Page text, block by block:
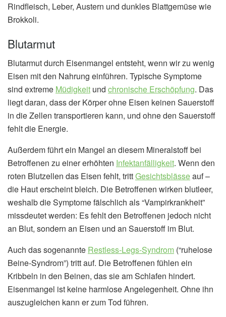
Rindfleisch, Leber, Austern und dunkles Blattgemüse wie
Brokkoli.
Blutarmut
Blutarmut durch Eisenmangel entsteht, wenn wir zu wenig
Eisen mit den Nahrung einführen. Typische Symptome
sind extreme Müdigkeit und chronische Erschöpfung. Das
liegt daran, dass der Körper ohne Eisen keinen Sauerstoff
in die Zellen transportieren kann, und ohne den Sauerstoff
fehlt die Energie.
Außerdem führt ein Mangel an diesem Mineralstoff bei
Betroffenen zu einer erhöhten Infektanfälligkeit. Wenn den
roten Blutzellen das Eisen fehlt, trittGesichtsblässeauf –
die Haut erscheint bleich. Die Betroffenen wirken blutleer,
weshalb die Symptome fälschlich als “Vampirkrankheit”
missdeutet werden: Es fehlt den Betroffenen jedoch nicht
an Blut, sondern an Eisen und an Sauerstoff im Blut.
Auch das sogenannte Restless-Legs-Syndrom (“ruhelose
Beine-Syndrom”) tritt auf. Die Betroffenen fühlen ein
Kribbeln in den Beinen, das sie am Schlafen hindert.
Eisenmangel ist keine harmlose Angelegenheit. Ohne ihn
auszugleichen kann er zum Tod führen.